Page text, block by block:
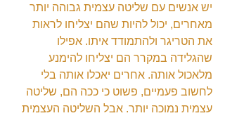
יש אנשים עם שליטה עצמית גבוהה יותר
מאחרים, יכול להיות שהם יצליחו לראות
את הטריגר ולהתמודד איתו. אפילו
שהגלידה במקרר הם יצליחו להימנע
מלאכול אותה. אחרים יאכלו אותה בלי
לחשוב פעמיים, פשוט כי ככה הם, שליטה
עצמית נמוכה יותר. אבל השליטה העצמית